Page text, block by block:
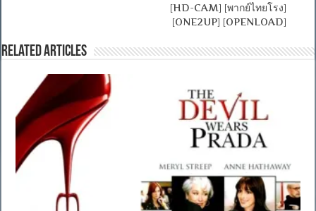
[HD-CAM] [พากย์ไทยโรง]
[ONE2UP] [OPENLOAD]
Related Articles